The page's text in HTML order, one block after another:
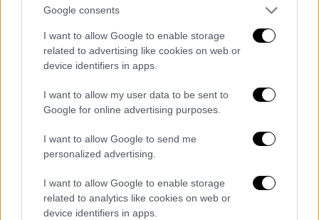
Google consents
I want to allow Google to enable storage
related to advertising like cookies on web or
device identifiers in apps.
I want to allow my user data to be sent to
Google for online advertising purposes.
I want to allow Google to send me
personalized advertising.
I want to allow Google to enable storage
related to analytics like cookies on web or
device identifiers in apps.
League